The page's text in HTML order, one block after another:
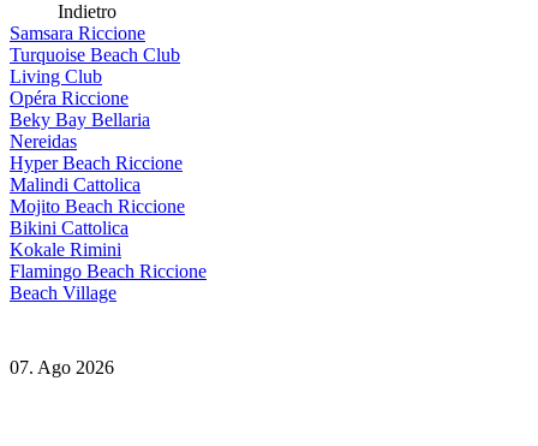
Indietro
Samsara Riccione
Turquoise Beach Club
Living Club
Opéra Riccione
Beky Bay Bellaria
Nereidas
Hyper Beach Riccione
Malindi Cattolica
Mojito Beach Riccione
Bikini Cattolica
Kokale Rimini
Flamingo Beach Riccione
Beach Village
07. Ago 2026